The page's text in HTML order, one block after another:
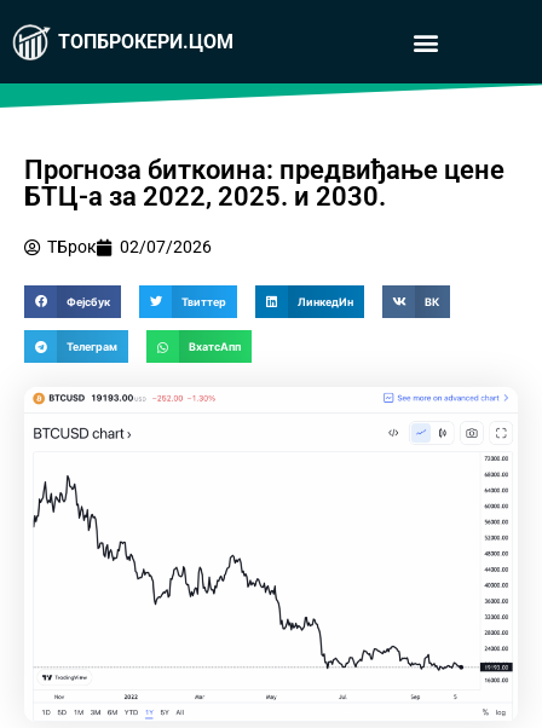
ТОПБРОКЕРИ.ЦОМ
Прогноза биткоина: предвиђање цене
БТЦ-а за 2022, 2025. и 2030.
ТБрок 02/07/2026
Фејсбук Твиттер ЛинкедИн ВК
Телеграм ВхатсАпп